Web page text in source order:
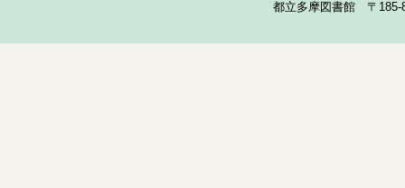
都立多摩図書館 〒185-